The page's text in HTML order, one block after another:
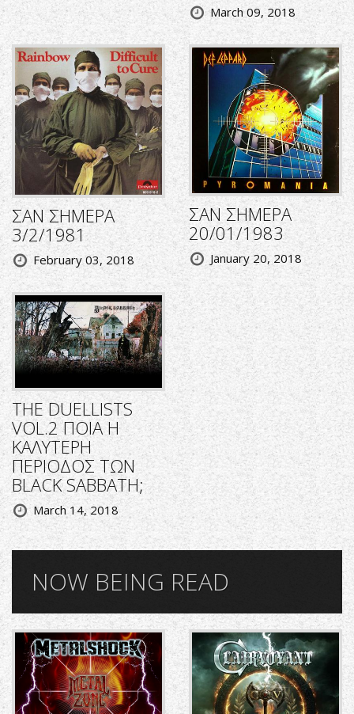
March 09, 2018
ΣΑΝ ΣΗΜΕΡΑ
3/2/1981
February 03, 2018
ΣΑΝ ΣΗΜΕΡΑ
20/01/1983
January 20, 2018
THE DUELLISTS
VOL.2 ΠΟΙΑ Η
ΚΑΛΥΤΕΡΗ
ΠΕΡΙΟΔΟΣ ΤΩΝ
BLACK SABBATH;
March 14, 2018
NOW BEING READ